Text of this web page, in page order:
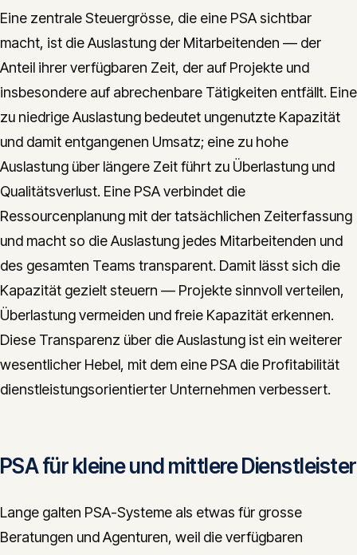
Eine zentrale Steuergrösse, die eine PSA sichtbar
macht, ist die Auslastung der Mitarbeitenden — der
Anteil ihrer verfügbaren Zeit, der auf Projekte und
insbesondere auf abrechenbare Tätigkeiten entfällt. Eine
zu niedrige Auslastung bedeutet ungenutzte Kapazität
und damit entgangenen Umsatz; eine zu hohe
Auslastung über längere Zeit führt zu Überlastung und
Qualitätsverlust. Eine PSA verbindet die
Ressourcenplanung mit der tatsächlichen Zeiterfassung
und macht so die Auslastung jedes Mitarbeitenden und
des gesamten Teams transparent. Damit lässt sich die
Kapazität gezielt steuern — Projekte sinnvoll verteilen,
Überlastung vermeiden und freie Kapazität erkennen.
Diese Transparenz über die Auslastung ist ein weiterer
wesentlicher Hebel, mit dem eine PSA die Profitabilität
dienstleistungsorientierter Unternehmen verbessert.
PSA für kleine und mittlere Dienstleister
Lange galten PSA-Systeme als etwas für grosse
Beratungen und Agenturen, weil die verfügbaren